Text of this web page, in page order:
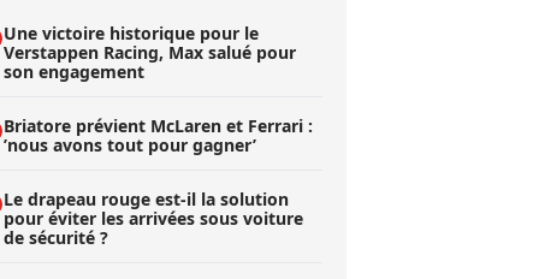
Une victoire historique pour le
Verstappen Racing, Max salué pour
son engagement
Briatore prévient McLaren et Ferrari :
’nous avons tout pour gagner’
Le drapeau rouge est-il la solution
pour éviter les arrivées sous voiture
de sécurité ?